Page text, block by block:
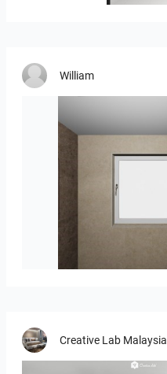
William
Creative Lab Malaysia